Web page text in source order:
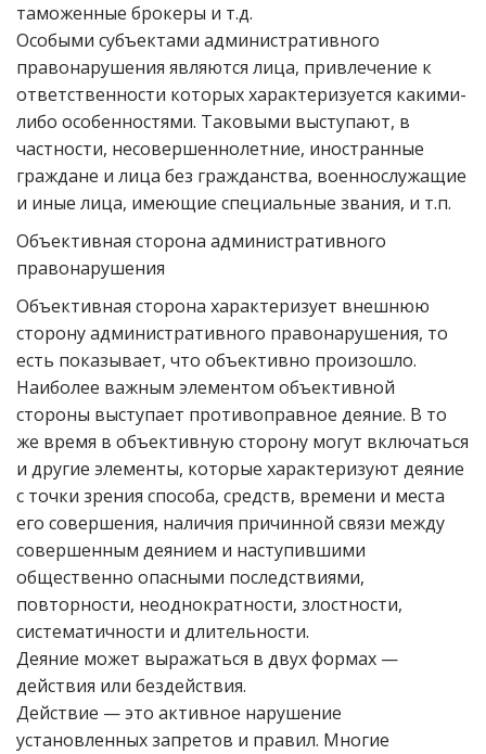
таможенные брокеры и т.д.
Особыми субъектами административного
правонарушения являются лица, привлечение к
ответственности которых характеризуется какими-
либо особенностями. Таковыми выступают, в
частности, несовершеннолетние, иностранные
граждане и лица без гражданства, военнослужащие
и иные лица, имеющие специальные звания, и т.п.
Объективная сторона административного
правонарушения
Объективная сторона характеризует внешнюю
сторону административного правонарушения, то
есть показывает, что объективно произошло.
Наиболее важным элементом объективной
стороны выступает противоправное деяние. В то
же время в объективную сторону могут включаться
и другие элементы, которые характеризуют деяние
с точки зрения способа, средств, времени и места
его совершения, наличия причинной связи между
совершенным деянием и наступившими
общественно опасными последствиями,
повторности, неоднократности, злостности,
систематичности и длительности.
Деяние может выражаться в двух формах —
действия или бездействия.
Действие — это активное нарушение
установленных запретов и правил. Многие